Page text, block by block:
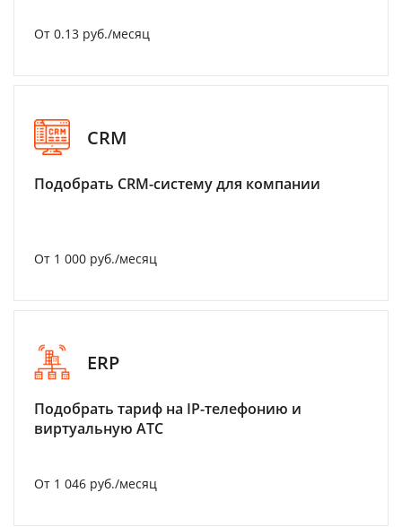
От 0.13 руб./месяц
CRM
Подобрать CRM-систему для компании
От 1 000 руб./месяц
ERP
Подобрать тариф на IP-телефонию и
виртуальную АТС
От 1 046 руб./месяц